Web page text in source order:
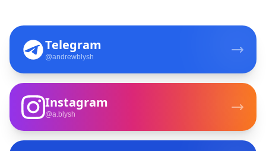
Telegram
@andrewblysh
Instagram
@a.blysh